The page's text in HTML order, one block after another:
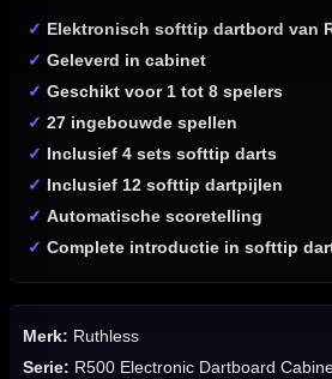
✓ Elektronisch softtip dartbord van
✓ Geleverd in cabinet
✓ Geschikt voor 1 tot 8 spelers
✓ 27 ingebouwde spellen
✓ Inclusief 4 sets softtip darts
✓ Inclusief 12 softtip dartpijlen
✓ Automatische scoretelling
✓ Complete introductie in softtip
Merk: Ruthless
Serie: R500 Electronic Dartboard